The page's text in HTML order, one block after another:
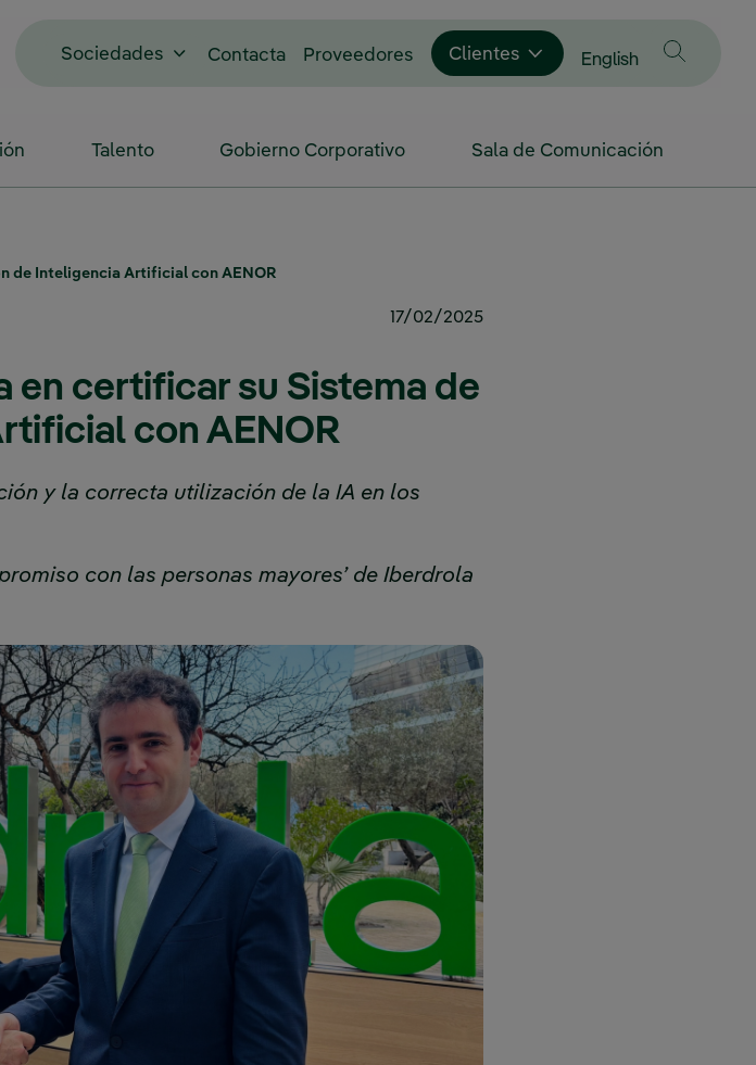
Sociedades Contacta ProveedoresEnlace externo, se abre en ventana
Clientes Cambiar idioma a
English
Talento Gobierno Corporativo Sala de Comunicación
de Inteligencia Artificial con AENOR
17/02/2025
en certificar su Sistema de
con AENOR
y la correcta utilización de la IA en los
con las personas mayores’ de Iberdrola